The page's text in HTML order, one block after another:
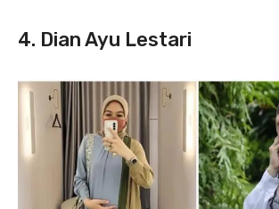
4. Dian Ayu Lestari